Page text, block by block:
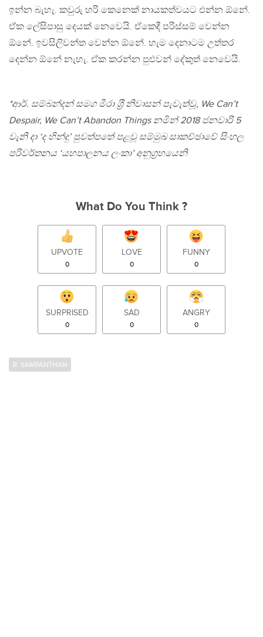
ඉන්න බැහැ. කවුරු හරි කෙනෙක් නායකත්වයට එන්න ඕනේ.
ඒක ලේසිපාසු දෙයක් නෙවෙයි. ඒකෙදී පරිස්සම් වෙන්න
ඕනේ. ඉවසිලිවන්ත වෙන්න ඕනේ. හැම දෙනාටම උත්තර
දෙන්න ඕනේ නැහැ. ඒක කරන්න පුළුවන් දේකුත් නෙවෙයි.
*ආර්. සම්බන්දන් සමග මීරා ශ‍්‍රී නිවාසන් පැවැත්වූ, We Can’t
Despair, We Can’t Abandon Things නමින් 2018 ජනවාරි 5
වැනි දා ‘ද හින්දු’ පුවත්පතේ පළවූ සම්මුඛ සාකච්ඡාවේ සිංහල
පරිවර්තනය ‘යහපාලනය ලංකා’ අනුග‍්‍රහයෙනි
What Do You Think ?
UPVOTE
0
LOVE
0
FUNNY
0
SURPRISED
0
SAD
0
ANGRY
0
R. SAMPANTHAN